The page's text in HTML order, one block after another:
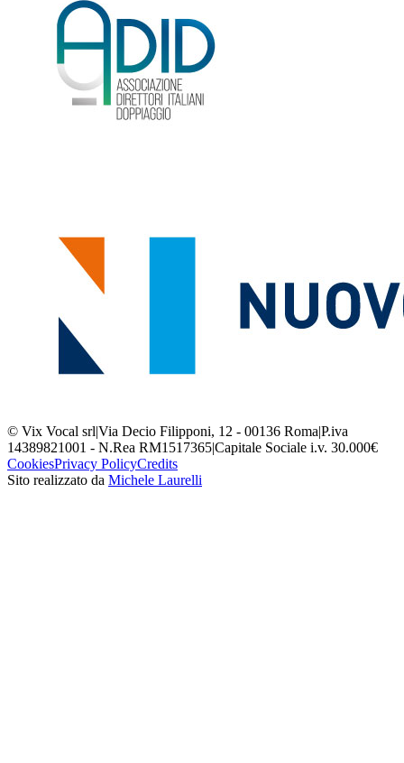
© Vix Vocal srl|Via Decio Filipponi, 12 - 00136 Roma|P.iva
14389821001 - N.Rea RM1517365|Capitale Sociale i.v. 30.000€
CookiesPrivacy PolicyCredits
Sito realizzato da Michele Laurelli